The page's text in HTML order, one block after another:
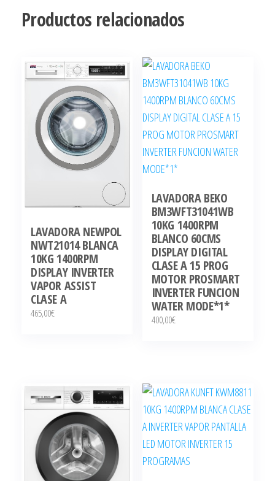
Productos relacionados
LAVADORA NEWPOL
NWT21014 BLANCA
10KG 1400RPM
DISPLAY INVERTER
VAPOR ASSIST
CLASE A
465,00€
LAVADORA BEKO
BM3WFT31041WB
10KG 1400RPM
BLANCO 60CMS
DISPLAY DIGITAL
CLASE A 15 PROG
MOTOR PROSMART
INVERTER FUNCION
WATER MODE*1*
400,00€